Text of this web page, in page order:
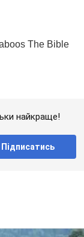
найкраще!
Підписатись